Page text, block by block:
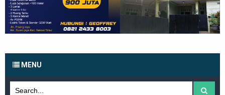
MENU